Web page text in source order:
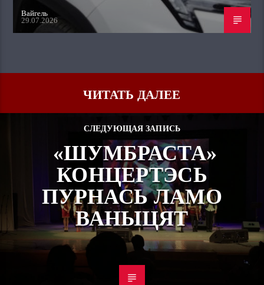
Вайгель
29.07.2026
ЧИТАТЬ ДАЛЕЕ
СЛЕДУЮЩАЯ ЗАПИСЬ
«ШУМБРАСТА»
КОНЦЕРТЭСЬ
ПУРНАСЬ ЛАМО
ВАНЫЦЯТ